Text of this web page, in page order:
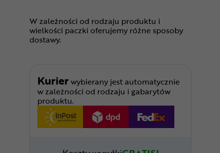
W zależności od rodzaju produktu i
wielkości paczki oferujemy różne sposoby
dostawy.
Kurierwybierany jest automatycznie
w zależności od rodzaju i gabarytów
produktu.